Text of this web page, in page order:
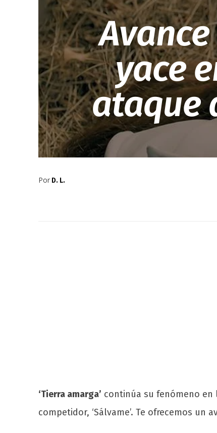
yace
ataque
Por D. L.
‘Tierra amarga’ continúa su fenómeno
competidor, ‘Sálvame’. Te ofrecemos